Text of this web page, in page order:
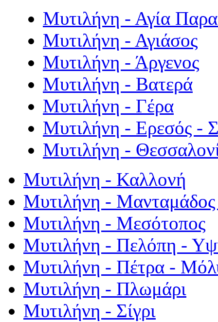
Μυτιλήνη - Αγία
Μυτιλήνη - Αγιάσος
Μυτιλήνη - Άργενος
Μυτιλήνη - Βατερά
Μυτιλήνη - Γέρα
Μυτιλήνη - Ερεσός -
Μυτιλήνη -
Μυτιλήνη - Καλλονή
Μυτιλήνη - Μανταμάδος
Μυτιλήνη - Μεσότοπος
Μυτιλήνη - Πελόπη -
Μυτιλήνη - Πέτρα -
Μυτιλήνη - Πλωμάρι
Μυτιλήνη - Σίγρι